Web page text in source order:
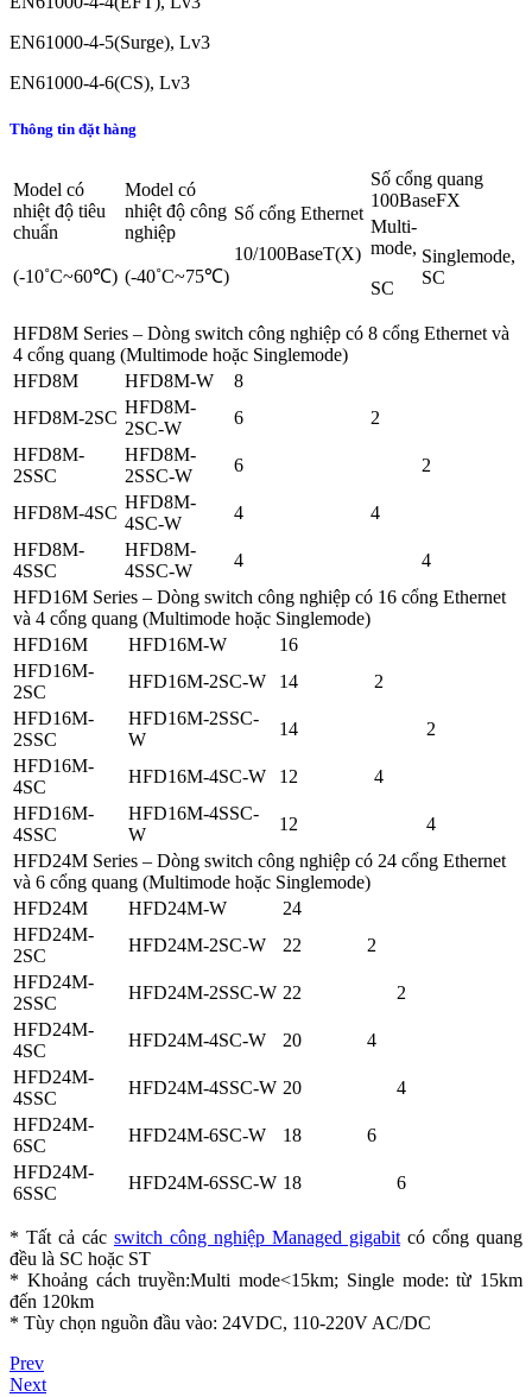
EN61000-4-5(Surge), Lv3
EN61000-4-6(CS), Lv3
Thông tin đặt hàng
Model có
nhiệt độ tiêu
chuẩn
(-10˚C~60℃)
Model có
nhiệt độ công
nghiệp
(-40˚C~75℃)
Số cổng Ethernet
10/100BaseT(X)
Số cổng quang
100BaseFX
Multi-
mode,
SC
Singlemode,
SC
HFD8M Series – Dòng switch công nghiệp có 8 cổng Ethernet và
4 cổng quang (Multimode hoặc Singlemode)
HFD8M
HFD8M-W
8
HFD8M-2SC
HFD8M-
2SC-W
6
2
HFD8M-
2SSC
HFD8M-
2SSC-W
6 2
HFD8M-4SC
HFD8M-
4SC-W
4
4
HFD8M-
4SSC
HFD8M-
4SSC-W
4
4
HFD16M Series – Dòng switch công nghiệp có 16 cổng Ethernet
và 4 cổng quang (Multimode hoặc Singlemode)
HFD16M
HFD16M-W
16
HFD16M-
2SC
HFD16M-2SC-W 14
2
HFD16M-
2SSC
HFD16M-2SSC-
W
14
2
HFD16M-
4SC
HFD16M-4SC-W 12
4
HFD16M-
4SSC
HFD16M-4SSC-
W
12
4
HFD24M Series – Dòng switch công nghiệp có 24 cổng Ethernet
và 6 cổng quang (Multimode hoặc Singlemode)
HFD24M
HFD24M-W
24
HFD24M-
2SC
HFD24M-2SC-W 22
2
HFD24M-
2SSC
HFD24M-2SSC-W 22
2
HFD24M-
4SC
HFD24M-4SC-W 20
4
HFD24M-
4SSC
HFD24M-4SSC-W 20
4
HFD24M-
6SC
HFD24M-6SC-W 18
6
HFD24M-
6SSC
HFD24M-6SSC-W 18 6
* Tất cả các switch công nghiệp Managed gigabit có cổng quang
đều là SC hoặc ST
* Khoảng cách truyền:Multi mode<15km; Single mode: từ 15km
đến 120km
* Tùy chọn nguồn đầu vào: 24VDC, 110-220V AC/DC
Prev
Next